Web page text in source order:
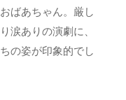
ばあちゃん。厳し
涙ありの演劇に、
の姿が印象的でし